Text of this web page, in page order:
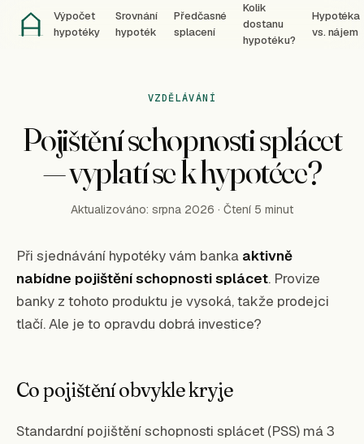
Výpočet
hypotéky
Srovnání
hypoték
Předčasné
splacení
Kolik
dostanu
hypotéku?
Hypotéka
vs. nájem
VZDĚLÁVÁNÍ
Pojištění schopnosti splácet
— vyplatí se k hypotéce?
Aktualizováno: srpna 2026 · Čtení 5 minut
Při sjednávání hypotéky vám banka aktivně
nabídne pojištění schopnosti splácet. Provize
banky z tohoto produktu je vysoká, takže prodejci
tlačí. Ale je to opravdu dobrá investice?
Co pojištění obvykle kryje
Standardní pojištění schopnosti splácet (PSS) má 3